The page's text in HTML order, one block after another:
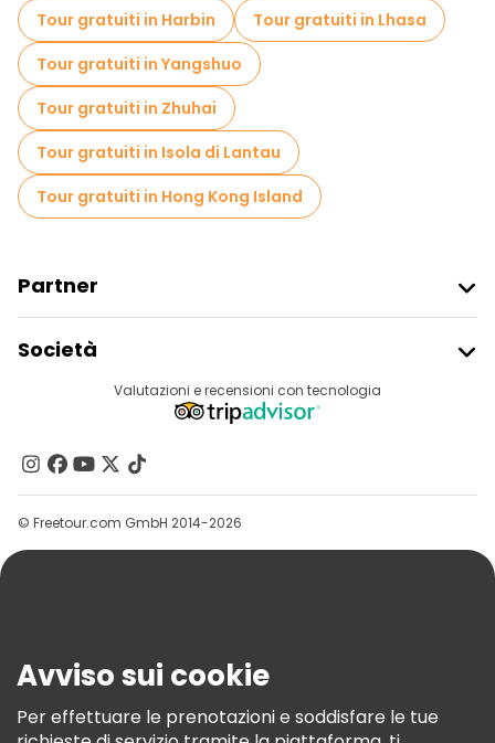
Tour gratuiti in Harbin
Tour gratuiti in Lhasa
Tour gratuiti in Yangshuo
Tour gratuiti in Zhuhai
Tour gratuiti in Isola di Lantau
Tour gratuiti in Hong Kong Island
Partner
Accesso Del Fornitore
Programma Di Affiliazione
Società
Destinazioni
Contattaci
Gruppi
Aiuto
Termini E Condizioni
Informativa Sui Cookie
Valutazioni e recensioni con tecnologia
© Freetour.com GmbH 2014-2026
Avviso sui cookie
Per effettuare le prenotazioni e soddisfare le tue